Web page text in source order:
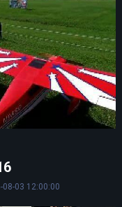
08-03 12:00:00